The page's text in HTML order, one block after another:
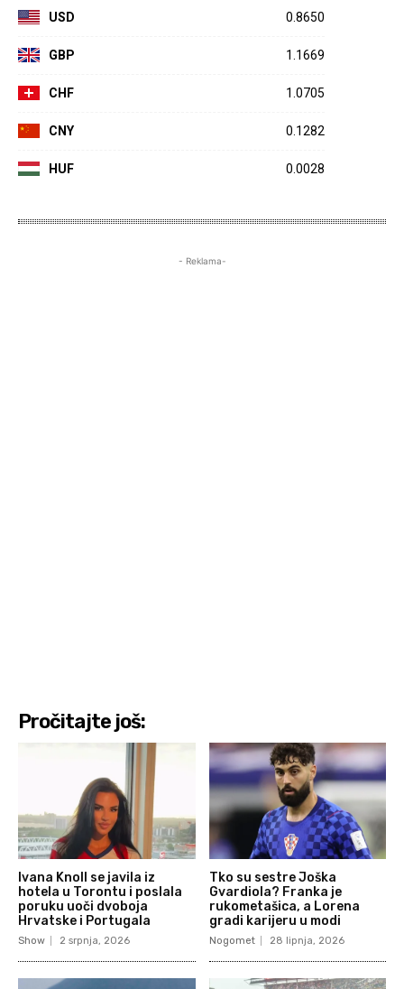
USD 0.8650
GBP 1.1669
CHF 1.0705
CNY 0.1282
HUF 0.0028
- Reklama-
Pročitajte još:
Ivana Knoll se javila iz
hotela u Torontu i poslala
poruku uoči dvoboja
Hrvatske i Portugala
Show 2 srpnja, 2026
Tko su sestre Joška
Gvardiola? Franka je
rukometašica, a Lorena
gradi karijeru u modi
Nogomet 28 lipnja, 2026